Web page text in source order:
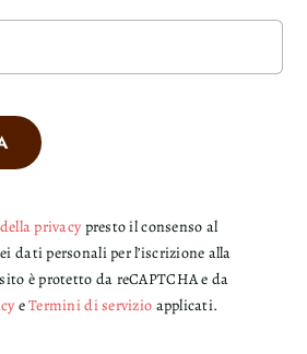
privacy presto il consenso al
dati personali per l’iscrizione alla
è protetto da reCAPTCHA e da
eTermini di servizio applicati.